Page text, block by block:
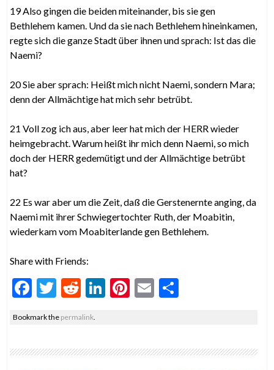
19 Also gingen die beiden miteinander, bis sie gen
Bethlehem kamen. Und da sie nach Bethlehem hineinkamen,
regte sich die ganze Stadt über ihnen und sprach: Ist das die
Naemi?
20 Sie aber sprach: Heißt mich nicht Naemi, sondern Mara;
denn der Allmächtige hat mich sehr betrübt.
21 Voll zog ich aus, aber leer hat mich der HERR wieder
heimgebracht. Warum heißt ihr mich denn Naemi, so mich
doch der HERR gedemütigt und der Allmächtige betrübt
hat?
22 Es war aber um die Zeit, daß die Gerstenernte anging, da
Naemi mit ihrer Schwiegertochter Ruth, der Moabitin,
wiederkam vom Moabiterlande gen Bethlehem.
Share with Friends:
F
e
b
T
itt
er
R
d
di
Li
dI
Pi
es
E
l
e
Bookmark the permalink.